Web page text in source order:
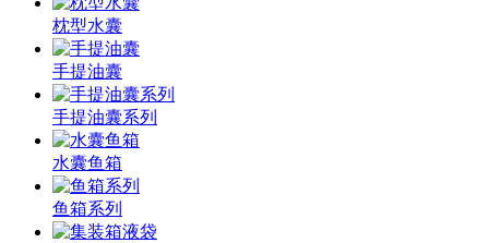
枕型水囊
手提油囊
手提油囊系列
水囊鱼箱
鱼箱系列